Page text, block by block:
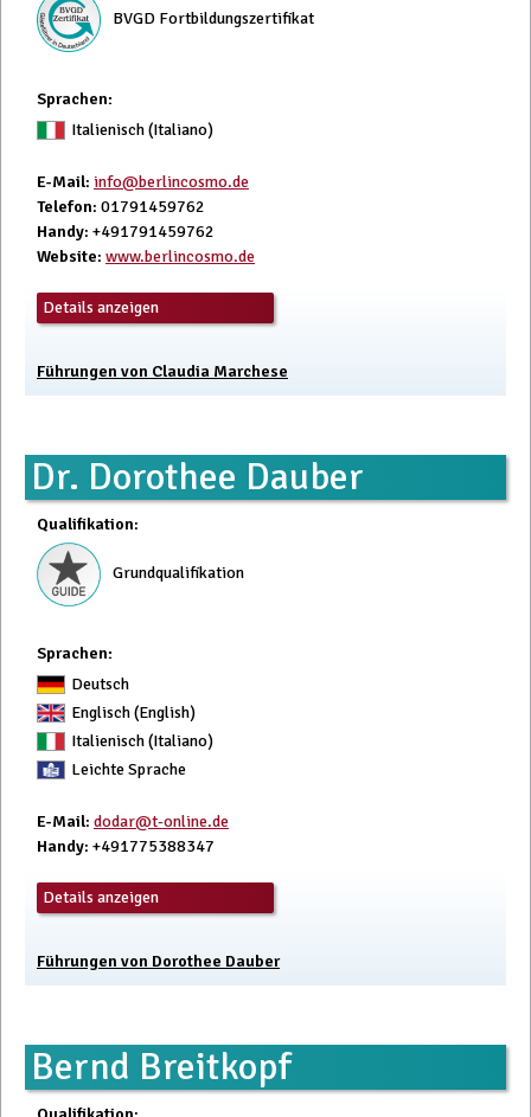
BVGD Fortbildungszertifikat
Sprachen:
Italienisch (Italiano)
E-Mail: info@berlincosmo.de
Telefon: 01791459762
Handy: +491791459762
Website: www.berlincosmo.de
Details anzeigen
Führungen von Claudia Marchese
Dr. Dorothee Dauber
Qualifikation:
Grundqualifikation
Sprachen:
Deutsch
Englisch (English)
Italienisch (Italiano)
Leichte Sprache
E-Mail: dodar@t-online.de
Handy: +491775388347
Details anzeigen
Führungen von Dorothee Dauber
Bernd Breitkopf